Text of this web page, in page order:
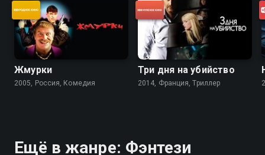
Жмурки
2005, Россия, Комедия
Три дня на убийство
2014, Франция, Триллер
Ещё в жанре: Фэнтези